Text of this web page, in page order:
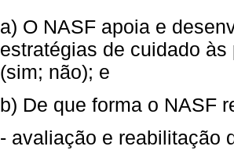
a) O NASF apoia e
estratégias de cuidado
(sim; não); e
b) De que forma o NASF
- avaliação e reabilitação